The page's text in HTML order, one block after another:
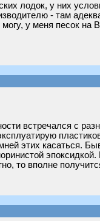
лодок, у них
- там
у меня песок
встречался с
этих касаться.
то вполне